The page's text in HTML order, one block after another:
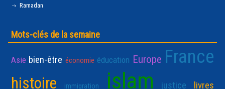
Ramadan
Mots-clés de la semaine
Asie bien-être économie éducation Europe France
histoire immigration islam justice livres